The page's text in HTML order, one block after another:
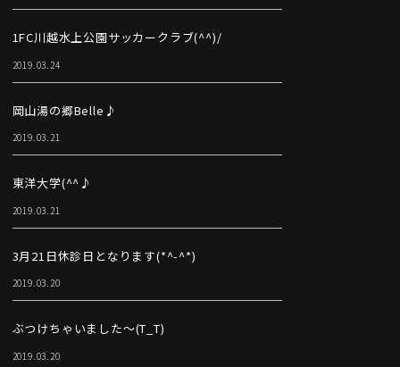
1FC川越水上公園サッカークラブ(^^)/
2019.03.24
岡山湯の郷Belle♪
2019.03.21
東洋大学(^^♪
2019.03.21
3月21日休診日となります(*^-^*)
2019.03.20
ぶつけちゃいました～(T_T)
2019.03.20